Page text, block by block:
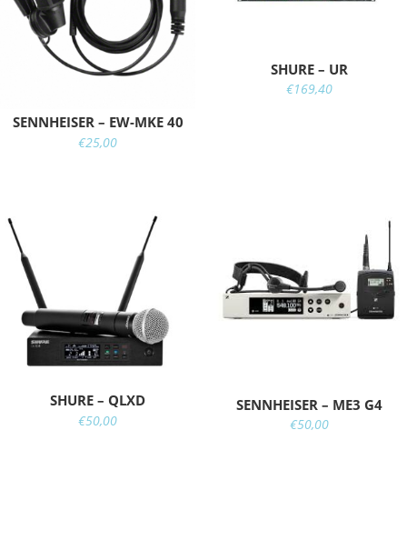
SENNHEISER – EW-MKE 40
€25,00
SHURE – UR
€169,40
SHURE – QLXD
€50,00
SENNHEISER – ME3 G4
€50,00